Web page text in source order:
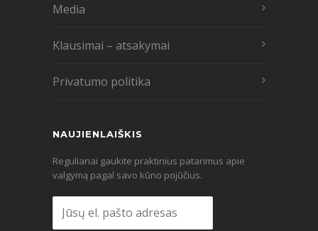
Media
Klausimai – atsakymai
Privatumo politika
NAUJIENLAIŠKIS
Reguliariai gaukite praktinius patarimus apie
valgymą pagal savo kūno pojūčius.